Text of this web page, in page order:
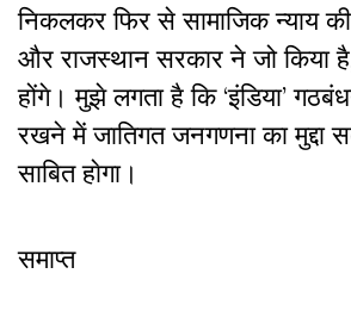
निकलकर फिर से सामाजिक न्याय
और राजस्थान सरकार ने जो
होंगे। मुझे लगता है कि ‘इंडिया’
रखने में जातिगत जनगणना का मुद्दा
साबित हाेगा।
समाप्त